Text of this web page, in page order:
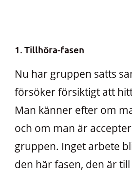
1. Tillhöra-fasen
Nu har gruppen satts
försöker försiktigt att
Man känner efter om
och om man är
gruppen. Inget arbete
den här fasen, den är